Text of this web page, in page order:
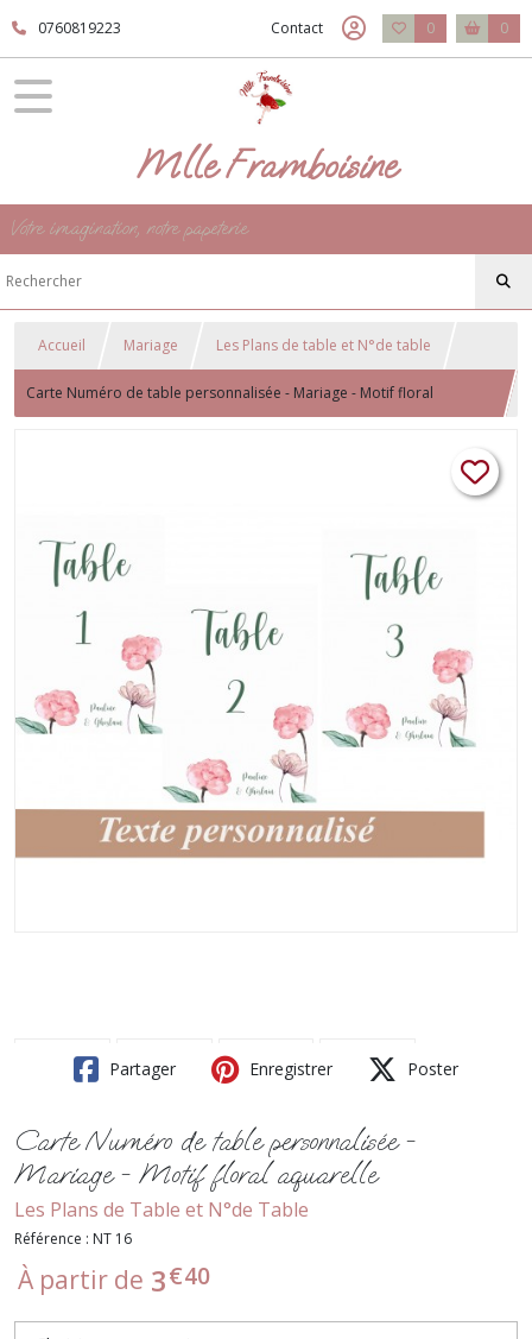
0760819223 Contact 0 0
Mlle Framboisine
Votre imagination, notre papeterie
Accueil Mariage Les Plans de table et N°de table
Carte Numéro de table personnalisée - Mariage - Motif floral
Partager Enregistrer Poster
Carte Numéro de table personnalisée -
Mariage - Motif floral aquarelle
Les Plans de Table et N°de Table
Référence : NT 16
À partir de 3€40